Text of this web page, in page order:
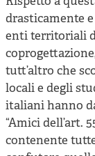
drasticamente
enti territoriali
tutt’altro che
locali e degli
italiani hanno
“Amici dell’art.
contenente